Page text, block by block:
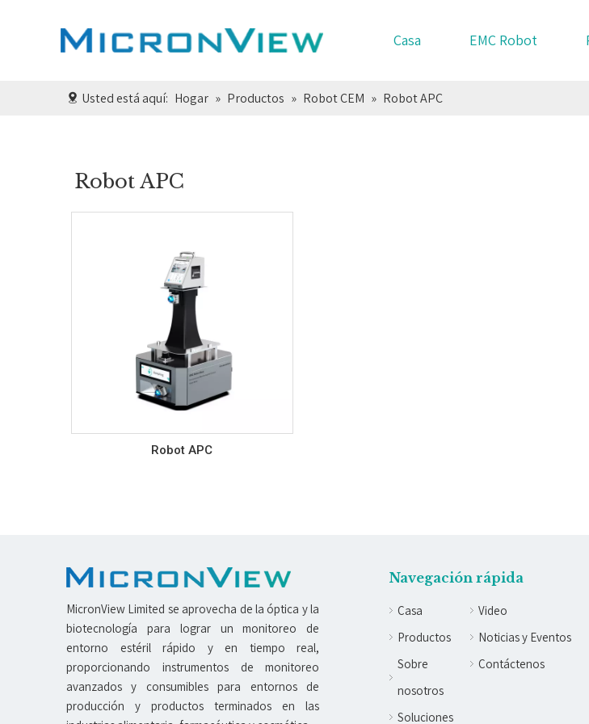
Casa EMC Robot
Usted está aquí: Hogar » Productos » Robot CEM » Robot APC
Robot APC
Robot APC
MicronView Limited se aprovecha de la óptica y la
biotecnología para lograr un monitoreo de
entorno estéril rápido y en tiempo real,
proporcionando instrumentos de monitoreo
avanzados y consumibles para entornos de
producción y productos terminados en las
Navegación rápida
Casa
Productos
Sobre
nosotros
Soluciones
Video
Noticias y Eventos
Contáctenos